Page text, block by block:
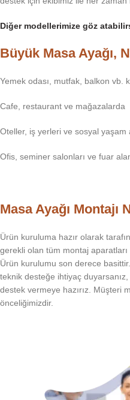
Diğer modellerimize göz
Büyük Masa Ayağı,
Yemek odası, mutfak, balkon vb.
Cafe, restaurant ve mağazalarda
Oteller, iş yerleri ve sosyal yaşam
Ofis, seminer salonları ve fuar
Masa Ayağı Montajı
Ürün kuruluma hazır olarak
gerekli olan tüm montaj
Ürün kurulumu son derece
teknik desteğe ihtiyaç
destek vermeye hazırız. Müşteri
önceliğimizdir.